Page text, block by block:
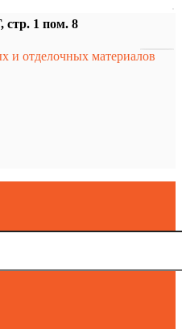
стр. 1 пом. 8
и отделочных материалов